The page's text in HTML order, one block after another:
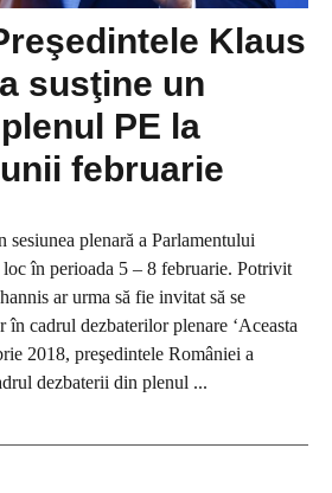
Klaus
susţine un
PE la
februarie
plenară a Parlamentului
loc în perioada 5 – 8 februarie. Potrivit
ar urma să fie invitat să se
în cadrul dezbaterilor plenare ‘Aceasta
2018, preşedintele României a
dezbaterii din plenul ...